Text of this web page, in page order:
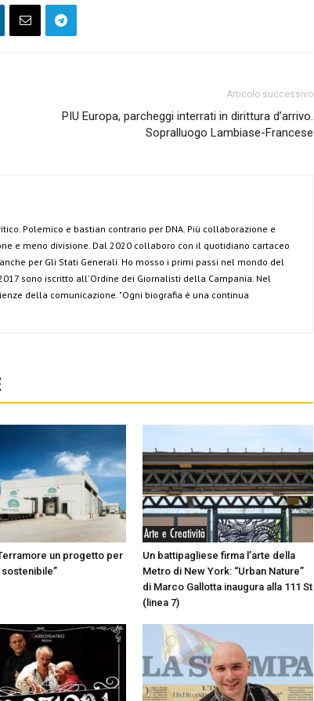
Articolo successivo
PIU Europa, parcheggi interrati in dirittura d’arrivo.
Sopralluogo Lambiase-Francese
Polemico e bastian contrario per DNA. Più collaborazione e
e meno divisione. Dal 2020 collaboro con il quotidiano cartaceo
anche per Gli Stati Generali. Ho mosso i primi passi nel mondo del
sono iscritto all'Ordine dei Giornalisti della Campania. Nel
della comunicazione. "Ogni biografia è una continua
un progetto per
sostenibile”
Arte e Creatività
Un battipagliese firma l’arte della
Metro di New York: “Urban Nature”
di Marco Gallotta inaugura alla 111 St
(linea 7)